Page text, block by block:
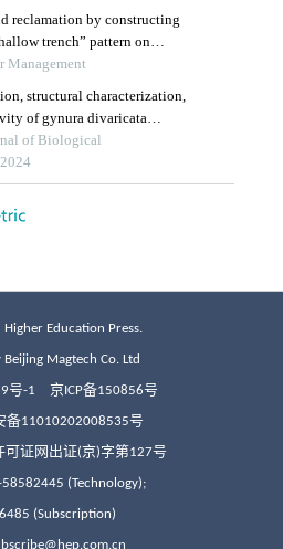
Education Press.
Magtech Co. Ltd
号-1 京ICP备150856号
11010202008535号
可证网出证(京)字第127号
(Technology);
(Subscription)